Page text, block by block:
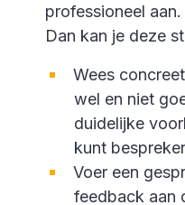
professioneel
Dan kan je deze
Wees
wel en niet
duidelijke
kunt
Voer een
feedback aan